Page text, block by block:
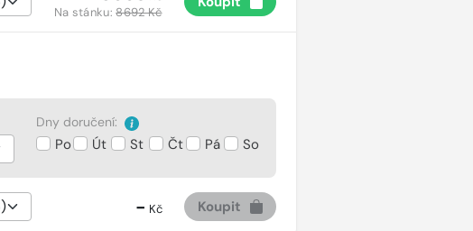
Na stánku:8692 Kč
Dny doručení:
Po Út St Čt Pá So
- Kč Koupit